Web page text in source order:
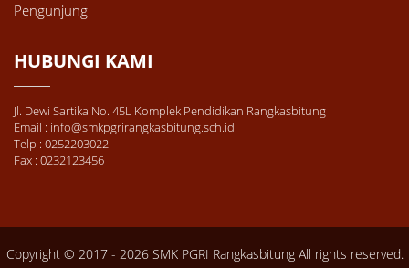
Pengunjung
HUBUNGI KAMI
Jl. Dewi Sartika No. 45L Komplek Pendidikan Rangkasbitung
Email : info@smkpgrirangkasbitung.sch.id
Telp : 0252203022
Fax : 0232123456
Copyright © 2017 - 2026SMK PGRI RangkasbitungAll rights reserved.